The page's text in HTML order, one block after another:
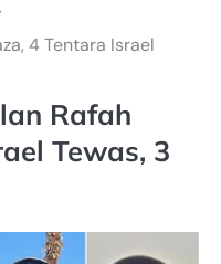
4 Tentara Israel
Rafah
Tewas, 3